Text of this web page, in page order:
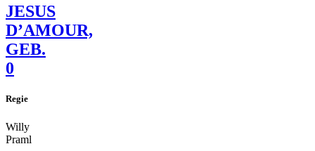
JESUS
D’AMOUR,
GEB.
0
Regie
Willy
Praml